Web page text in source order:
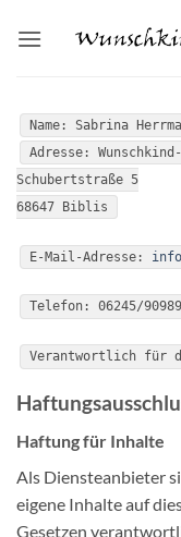
Inhalt
Name: Sabrina
Adresse:
Schubertstraße 5
68647 Biblis
E-Mail-Adresse:
Telefon: 06245/
Verantwortlich für
Haftung für Inhalte
Als Diensteanbieter
eigene Inhalte auf
Gesetzen